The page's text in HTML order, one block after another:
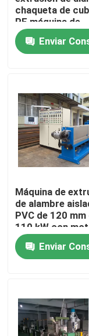
Productos
Sobre nosotros
Recorrido por
Contacta con
Solicitar una cita
Máquina de
chaqueta de
PE máquina de
fabricación de
de PVCEnviar
Máquina de
de alambre
PVC de 120 mm
110 kW con
Siemens
Enviar